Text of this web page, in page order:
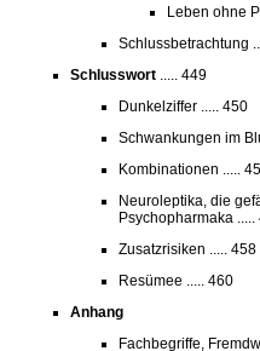
Leben ohne
Schlussbetrachtung
Schlusswort ..... 449
Dunkelziffer ..... 450
Schwankungen im
Kombinationen .....
Neuroleptika, die
Psychopharmaka .....
Zusatzrisiken ..... 458
Resümee ..... 460
Anhang
Fachbegriffe,